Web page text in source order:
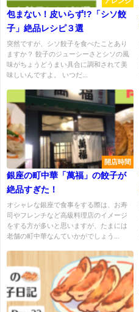
包まない！皮いらず!?「シソ餃
子」絶品レシピ３選
突然ですが、シソ餃子を食べたことあり
ますか？ 餃子のジューシーさとシソの風
味がちょうどうまい具合に調和されて美
味しいんですよ。 いつだ...
開店時間
銀座の町中華「萬福」の餃子が
絶品すぎた！
オシャレな銀座で食事をする際は、お寿
司やフレンチなど高級料理店のイメージ
をする方が多いと思いますが、たまには
老舗の町中華なんていかがでしょう...